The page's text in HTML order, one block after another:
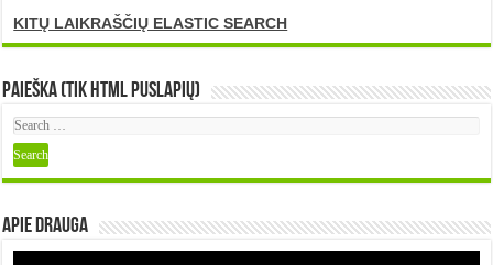
KITŲ LAIKRAŠČIŲ ELASTIC SEARCH
Paieška (tik HTML puslapių)
Apie DRAUGA